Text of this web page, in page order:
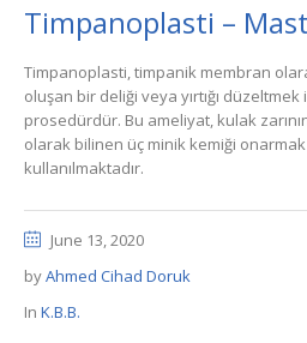
Timpanoplasti –
Timpanoplasti, timpanik membran
oluşan bir deliği veya yırtığı
prosedürdür. Bu ameliyat, kulak
olarak bilinen üç minik kemiği
kullanılmaktadır.
June 13, 2020
byAhmed Cihad Doruk
In K.B.B.